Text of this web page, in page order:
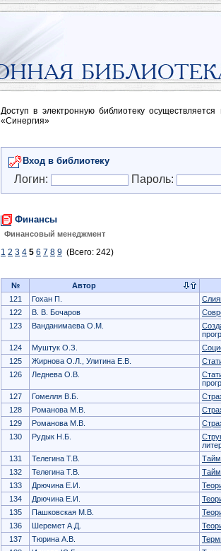
Доступ в электронную библиотеку
«Синергия»
Вход в библиотеку
Логин: Пароль:
Финансы
Финансовый менеджмент
1 2 3 4 5 6 7 8 9 (Всего: 242)
№ Автор
121
Гохан П.
122
В. В. Бочаров
123
Ванданимаева О.М.
124
Муштук О.З.
125
Жирнова О.Л., Улитина Е.В.
126
Леднева О.В.
127
Гомелля В.Б.
128
Романова М.В.
129
Романова М.В.
130
Рудык Н.Б.
131
Телегина Т.В.
132
Телегина Т.В.
133
Дрючина Е.И.
134
Дрючина Е.И.
135
Пашковская М.В.
136
Шеремет А.Д.
137
Тюрина А.В.